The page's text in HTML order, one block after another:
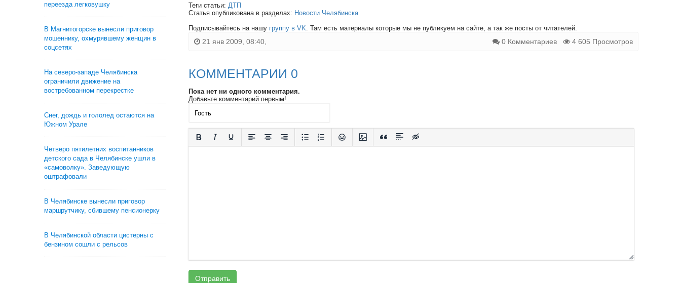
переезда легковушку
В Магнитогорске вынесли приговор
мошеннику, охмурявшему женщин в
соцсетях
На северо-западе Челябинска
ограничили движение на
востребованном перекрестке
Снег, дождь и гололед остаются на
Южном Урале
Четверо пятилетних воспитанников
детского сада в Челябинске ушли в
«самоволку». Заведующую
оштрафовали
В Челябинске вынесли приговор
маршрутчику, сбившему пенсионерку
В Челябинской области цистерны с
бензином сошли с рельсов
Теги статьи: ДТП
Статья опубликована в разделах: Новости Челябинска
Подписывайтесь на нашу группу в VK. Там есть материалы которые мы не публикуем на сайте, а так же посты от читателей.
21 янв 2009, 08:40, 0 Комментариев 4 605 Просмотров
КОММЕНТАРИИ 0
Пока нет ни одного комментария.
Добавьте комментарий первым!
Отправить